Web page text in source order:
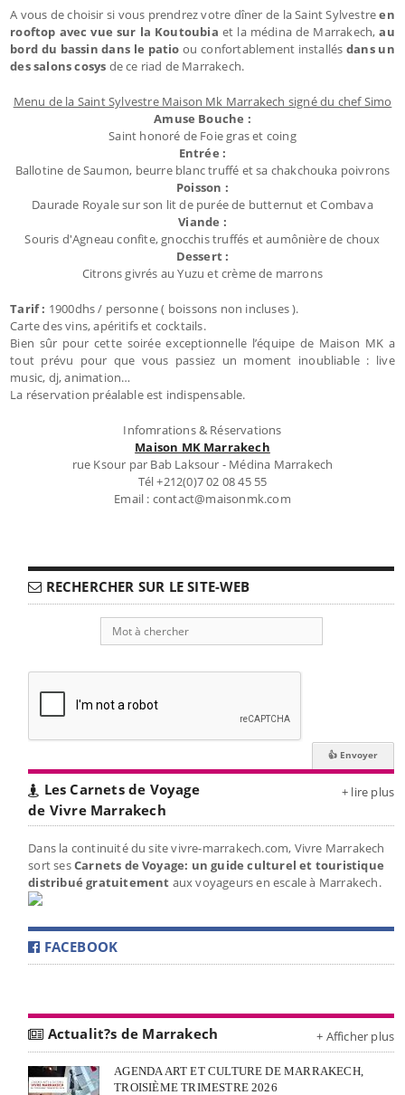
A vous de choisir si vous prendrez votre dîner de la Saint Sylvestreen
rooftop avec vue sur la Koutoubia et la médina de Marrakech,au
bord du bassin dans le patio ou confortablement installésdans un
des salons cosys de ce riad de Marrakech.
Menu de la Saint Sylvestre Maison Mk Marrakech signé du chef Simo
Amuse Bouche :
Saint honoré de Foie gras et coing
Entrée :
Ballotine de Saumon, beurre blanc truffé et sa chakchouka poivrons
Poisson :
Daurade Royale sur son lit de purée de butternut et Combava
Viande :
Souris d'Agneau confite, gnocchis truffés et aumônière de choux
Dessert :
Citrons givrés au Yuzu et crème de marrons
Tarif : 1900dhs / personne ( boissons non incluses ).
Carte des vins, apéritifs et cocktails.
Bien sûr pour cette soirée exceptionnelle l’équipe de Maison MK a
tout prévu pour que vous passiez un moment inoubliable : live
music, dj, animation…
La réservation préalable est indispensable.
Infomrations & Réservations
Maison MK Marrakech
rue Ksour par Bab Laksour - Médina Marrakech
Tél +212(0)7 02 08 45 55
Email : contact@maisonmk.com
RECHERCHER SUR LE SITE-WEB
Les Carnets de Voyage
de Vivre Marrakech
+ lire plus
Dans la continuité du site vivre-marrakech.com, Vivre Marrakech
sort sesCarnets de Voyage: un guide culturel et touristique
distribué gratuitement aux voyageurs en escale à Marrakech.
FACEBOOK
Actualit?s de Marrakech + Afficher plus
AGENDA ART ET CULTURE DE MARRAKECH,
TROISIÈME TRIMESTRE 2026